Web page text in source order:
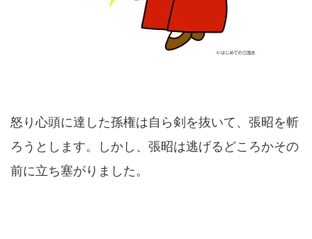
怒り心頭に達した孫権は自ら剣を抜いて、張昭を斬
ろうとします。しかし、張昭は逃げるどころかその
前に立ち塞がりました。